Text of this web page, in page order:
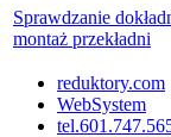
Sprawdzanie
montaż przekładni
reduktory.com
WebSystem